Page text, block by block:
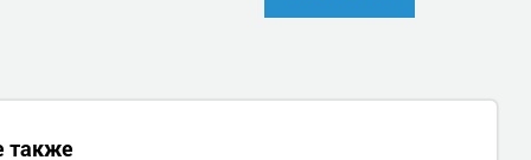
также